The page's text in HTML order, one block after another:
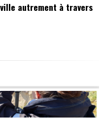
autrement à travers